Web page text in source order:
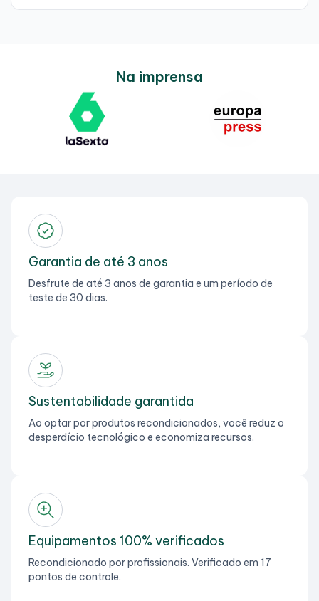
Na imprensa
Garantia de até 3 anos
Desfrute de até 3 anos de garantia e um período de
teste de 30 dias.
Sustentabilidade garantida
Ao optar por produtos recondicionados, você reduz o
desperdício tecnológico e economiza recursos.
Equipamentos 100% verificados
Recondicionado por profissionais. Verificado em 17
pontos de controle.